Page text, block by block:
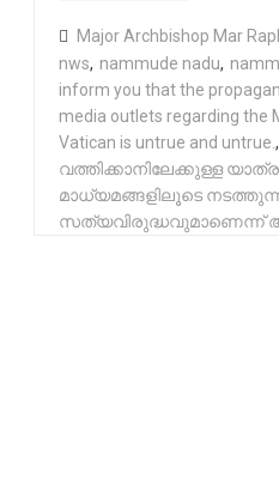
Major Archbishop Mar
nws, nammude nadu,
inform you that the
media outlets regarding the
Vatican is untrue and untrue. ,
വത്തിക്കാനിലേക്കുള്ള
മാധ്യമങ്ങളിലൂടെ
സത്യവിരുദ്ധവുമാണെന്ന്